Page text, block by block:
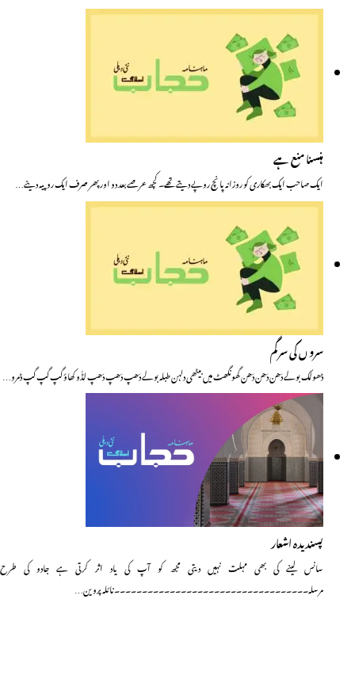
ہنسنا منع ہے
ایک صاحب ایک بھکاری کو روزانہ پانچ روپے دیتے تھے۔ کچھ عرصے بعد دو اور پھر صرف ایک روپیہ دینے…
سرو ں کی سرگم
ڈھولک بولے دَھن دَھن دَھن گھونگھٹ میں بیٹھی دلہن طبلہ بولے دَھپ دَھپ دَھپ لڈّو کھاؤ گپ گپ گپ ڈمرو…
پسندیدہ اشعار
سانس لینے کی بھی مہلت نہیں دیتی مجھ کو آپ کی یاد اثر کرتی ہے جادو کی طرح
مرسلہ۔۔۔۔۔۔۔۔۔۔۔۔۔۔۔۔۔۔۔۔۔۔۔۔۔۔۔۔۔۔۔۔۔۔۔نائلہ پروین…